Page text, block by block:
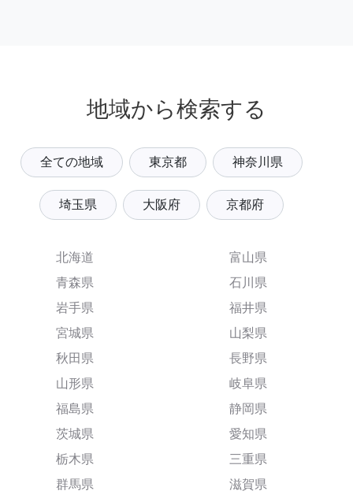
地域から検索する
全ての地域 東京都 神奈川県
埼玉県 大阪府 京都府
北海道
青森県
岩手県
宮城県
秋田県
山形県
福島県
茨城県
栃木県
群馬県
富山県
石川県
福井県
山梨県
長野県
岐阜県
静岡県
愛知県
三重県
滋賀県